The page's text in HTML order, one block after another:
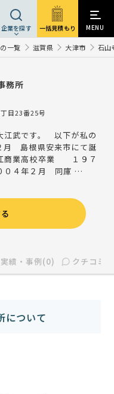
企業を探す 一括見積もり MENU
一覧 滋賀県 大津市 石山
務所
目23番25号
江武です。 以下が私の
島根県安来市にて誕
業高校卒業 １９７
４年２月 同庫 …
実績・事例(0) クチコミ
について